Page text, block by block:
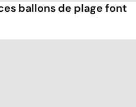
ballons de plage font